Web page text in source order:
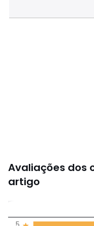
Avaliações dos
artigo